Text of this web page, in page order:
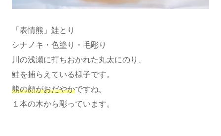
「表情熊」鮭とり
シナノキ・色塗り・毛彫り
川の浅瀬に打ちおかれた丸太にのり、
鮭を捕らえている様子です。
熊の顔がおだやかですね。
１本の木から彫っています。